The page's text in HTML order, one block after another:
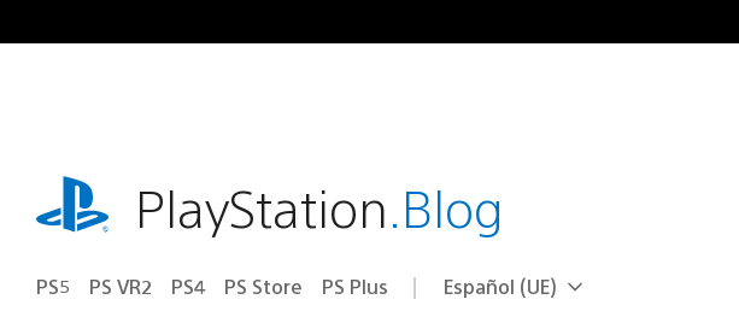
al
playstation.comPlayStation.Blog
PS5 PS VR2 PS4 PS Store PS Plus Selecciona
Región
Español (UE)